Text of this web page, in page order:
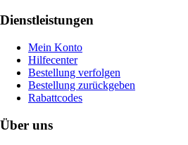
Dienstleistungen
Mein Konto
Hilfecenter
Bestellung verfolgen
Bestellung zurückgeben
Rabattcodes
Über uns